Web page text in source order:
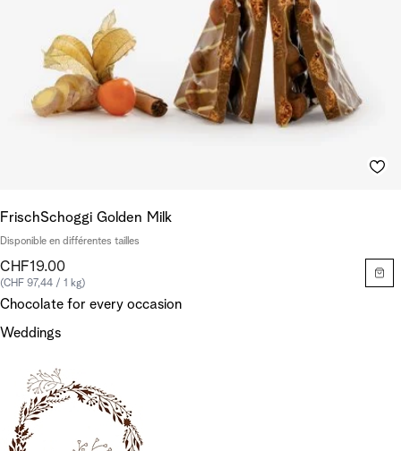
FrischSchoggi Golden Milk
Disponible en différentes tailles
CHF19.00
(CHF 97,44 / 1 kg)
Chocolate for every occasion
Weddings